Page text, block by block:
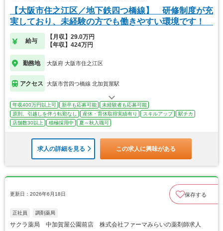
【大阪市住之江区／地下鉄四つ橋線】 研修制度が充
実しており、未経験の方でも働きやすい環境です！
給与
【月収】29.0万円
【年収】424万円
勤務地 大阪府 大阪市住之江区
アクセス 大阪市営四つ橋線 北加賀屋駅
年収400万円以上可 新卒も応募可能
未経験者も応募可能
原則、引越しを伴う転勤なし
産休・育休取得実績有り スキルアップ
駅チカ
店舗数30以上
積極採用中 夏～秋入職可
求人の詳細を見る この求人に興味がある
更新日：2026年6月18日 保存する
正社員 調剤薬局
サクラ薬局 中加賀屋公園前店 株式会社ファーマみらいの薬剤師求人